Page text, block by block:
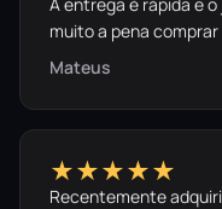
muito a pena
Mateus
★★★★★
Recentemente